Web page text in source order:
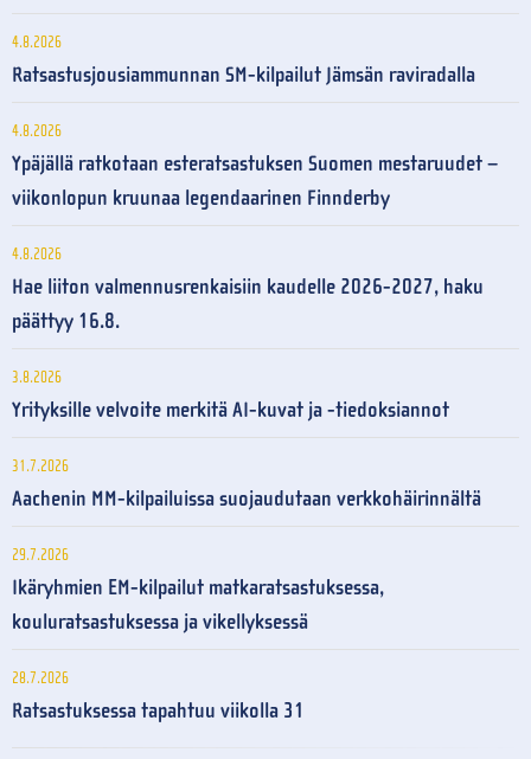
4.8.2026
Ratsastusjousiammunnan SM-kilpailut Jämsän raviradalla
4.8.2026
Ypäjällä ratkotaan esteratsastuksen Suomen mestaruudet –
viikonlopun kruunaa legendaarinen Finnderby
4.8.2026
Hae liiton valmennusrenkaisiin kaudelle 2026-2027, haku
päättyy 16.8.
3.8.2026
Yrityksille velvoite merkitä AI-kuvat ja -tiedoksiannot
31.7.2026
Aachenin MM-kilpailuissa suojaudutaan verkkohäirinnältä
29.7.2026
Ikäryhmien EM-kilpailut matkaratsastuksessa,
kouluratsastuksessa ja vikellyksessä
28.7.2026
Ratsastuksessa tapahtuu viikolla 31